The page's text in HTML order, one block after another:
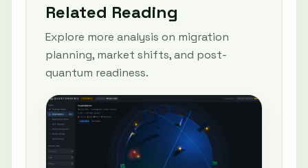
Related Reading
Explore more analysis on migration
planning, market shifts, and post-
quantum readiness.